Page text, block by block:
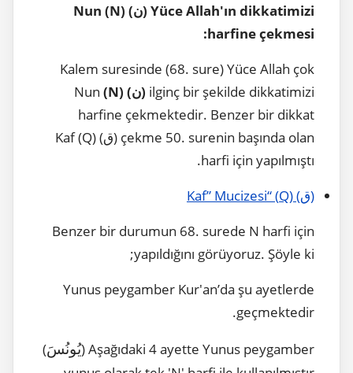
Yüce Allah'ın dikkatimizi
(ن) (N)
Nun
harfine çekmesi:
Kalem suresinde (68. sure) Yüce Allah çok
ilginç bir şekilde dikkatimizi
(ن) (N)
Nun
harfine çekmektedir. Benzer bir dikkat
çekme 50. surenin başında olan (ق) (Q) Kaf
harfi için yapılmıştı.
(ق) (Q) “Kaf” Mucizesi
Benzer bir durumun 68. surede N harfi için
yapıldığını görüyoruz. Şöyle ki;
Yunus peygamber Kur'an’da şu ayetlerde
geçmektedir.
Aşağıdaki 4 ayette Yunus peygamber ( يُونُسَ)